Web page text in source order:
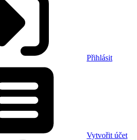
Přihlásit
Vytvořit účet